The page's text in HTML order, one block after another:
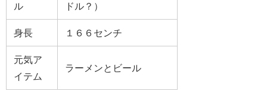
ル
ドル？）
身長 １６６センチ
元気ア
イテム
ラーメンとビール